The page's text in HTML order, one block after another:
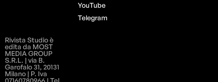
YouTube
Telegram
Rivista Studio è
edita da MOST
MEDIA GROUP
S.R.L. | via B.
Garofalo 31, 20131
Milano | P. Iva
07160780966 | Tel.